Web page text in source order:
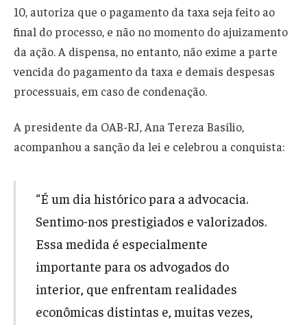
10, autoriza que o pagamento da taxa seja feito ao
final do processo, e não no momento do ajuizamento
da ação. A dispensa, no entanto, não exime a parte
vencida do pagamento da taxa e demais despesas
processuais, em caso de condenação.
A presidente da OAB-RJ, Ana Tereza Basílio,
acompanhou a sanção da lei e celebrou a conquista:
“É um dia histórico para a advocacia.
Sentimo-nos prestigiados e valorizados.
Essa medida é especialmente
importante para os advogados do
interior, que enfrentam realidades
econômicas distintas e, muitas vezes,